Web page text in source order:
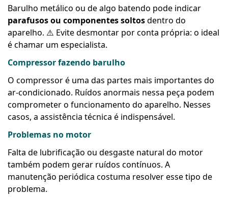
Barulho metálico ou de algo batendo pode indicar
parafusos ou componentes soltosdentro do
aparelho. ⚠️ Evite desmontar por conta própria: o ideal
é chamar um especialista.
Compressor fazendo barulho
O compressor é uma das partes mais importantes do
ar-condicionado. Ruídos anormais nessa peça podem
comprometer o funcionamento do aparelho. Nesses
casos, a assistência técnica é indispensável.
Problemas no motor
Falta de lubrificação ou desgaste natural do motor
também podem gerar ruídos contínuos. A
manutenção periódica costuma resolver esse tipo de
problema.